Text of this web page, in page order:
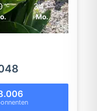
℃ 34 ℃
Mo.